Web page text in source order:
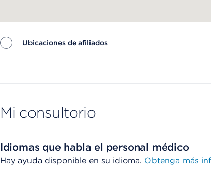
Ubicaciones de afiliados
Mi consultorio
Idiomas que habla el personal médico
Hay ayuda disponible en su idioma. Obtenga más